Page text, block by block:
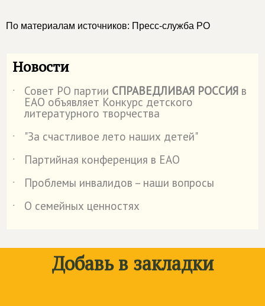
По материалам источников: Пресс-служба РО
Новости
˙ Совет РО партии СПРАВЕДЛИВАЯ РОССИЯ в
ЕАО объявляет Конкурс детского
литературного творчества
˙
"За счастливое лето наших детей"
˙
Партийная конференция в ЕАО
˙
Проблемы инвалидов – наши вопросы
˙
О семейных ценностях
Добавь в закладки